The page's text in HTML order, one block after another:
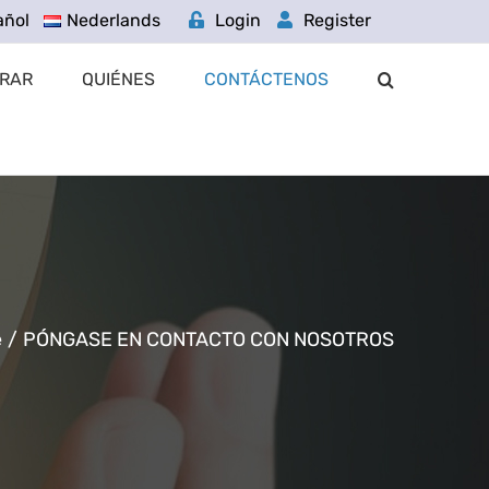
Login Register
Nederlands
QUIÉNES CONTÁCTENOS
/ PÓNGASE EN CONTACTO CON NOSOTROS